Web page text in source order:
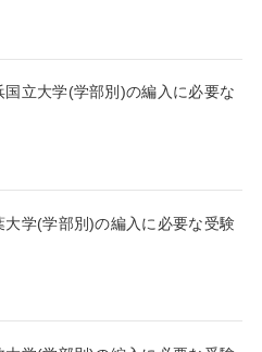
国立大学(学部別)の編入に必要な
大学(学部別)の編入に必要な受験